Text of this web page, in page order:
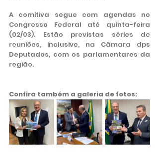
A comitiva segue com agendas no
Congresso Federal até quinta-feira
(02/03). Estão previstas séries de
reuniões, inclusive, na Câmara dps
Deputados, com os parlamentares da
região.
Confira também a galeria de fotos: